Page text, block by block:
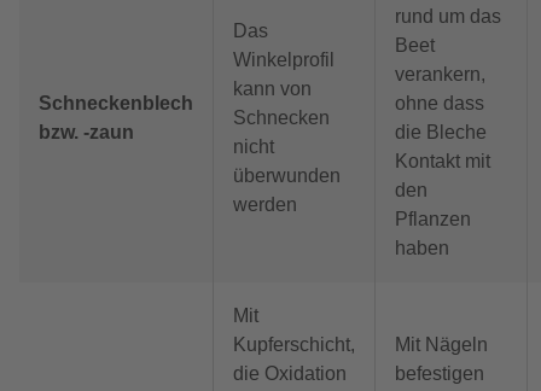
Schneckenblech
bzw. -zaun
Das
Winkelprofil
kann von
Schnecken
nicht
überwunden
werden
rund um das
Beet
verankern,
ohne dass
die Bleche
Kontakt mit
den
Pflanzen
haben
Mit
Kupferschicht,
die Oxidation
Mit Nägeln
befestigen